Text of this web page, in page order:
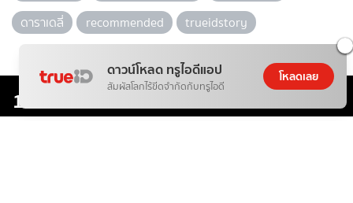
ดาราเดลี่
recommended trueidstory
10 ละคร-ซีรีส์ ยอดฮิต
ดาวน์โหลด ทรูไอดีแอป
สัมผัสโลกไร้ขีดจำกัดกับทรูไอดี
โหลดเลย